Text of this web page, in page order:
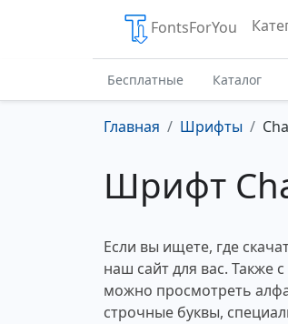
FontsForYou
Бесплатные Каталог
Главная Шрифты
Шрифт
Если вы ищете, где
наш сайт для вас. Также
можно просмотреть
строчные буквы,